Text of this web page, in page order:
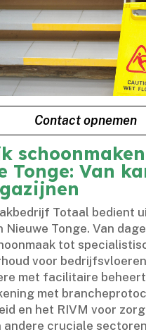
Contact opnemen
Tonge: Van
Totaal bedient
Nieuwe Tonge.​ Van
tot
voor
met facilitaire
met
en het RIVM voor
andere cruciale